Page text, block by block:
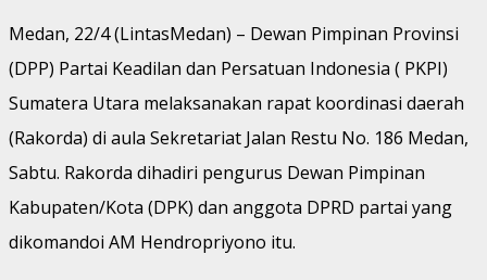
Medan, 22/4 (LintasMedan) – Dewan Pimpinan Provinsi
(DPP) Partai Keadilan dan Persatuan Indonesia ( PKPI)
Sumatera Utara melaksanakan rapat koordinasi daerah
(Rakorda) di aula Sekretariat Jalan Restu No. 186 Medan,
Sabtu. Rakorda dihadiri pengurus Dewan Pimpinan
Kabupaten/Kota (DPK) dan anggota DPRD partai yang
dikomandoi AM Hendropriyono itu.